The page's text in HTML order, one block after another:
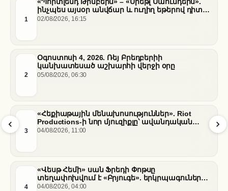
1
«Պորտլենդ Թիմբերս» – «Սիեթլ Սաունդերս».
ինչպես այսօր անվճար և ուղիղ եթերով դիտել
հանդիպումը
02/08/2026, 16:15
2
Օգոստոսի 4, 2026. Ռեյ Բրեդբերիի
կանխատեսած աշխարհի վերջի օրը
05/08/2026, 06:30
3
«Հեքիաթային մենախոսություններ». Riot
Productions-ի նոր մյուզիքլը՝ ավանդական
պատմությունների նոր վերաիմաստավորում
04/08/2026, 11:00
4
«Վեսթ Հեմի» սան Ֆրեդի Փոթսը
տեղափոխվում է «Բրյուգե». երկրպագուների
դժգոհությունը և ակումբի ռազմավարությունը
04/08/2026, 04:00